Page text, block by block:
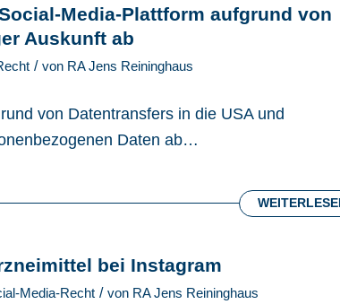
Media-Plattform aufgrund von
Auskunft ab
/ von RA Jens Reininghaus
von Datentransfers in die USA und
Daten ab…
bei Instagram
Media-Recht / von RA Jens Reininghaus